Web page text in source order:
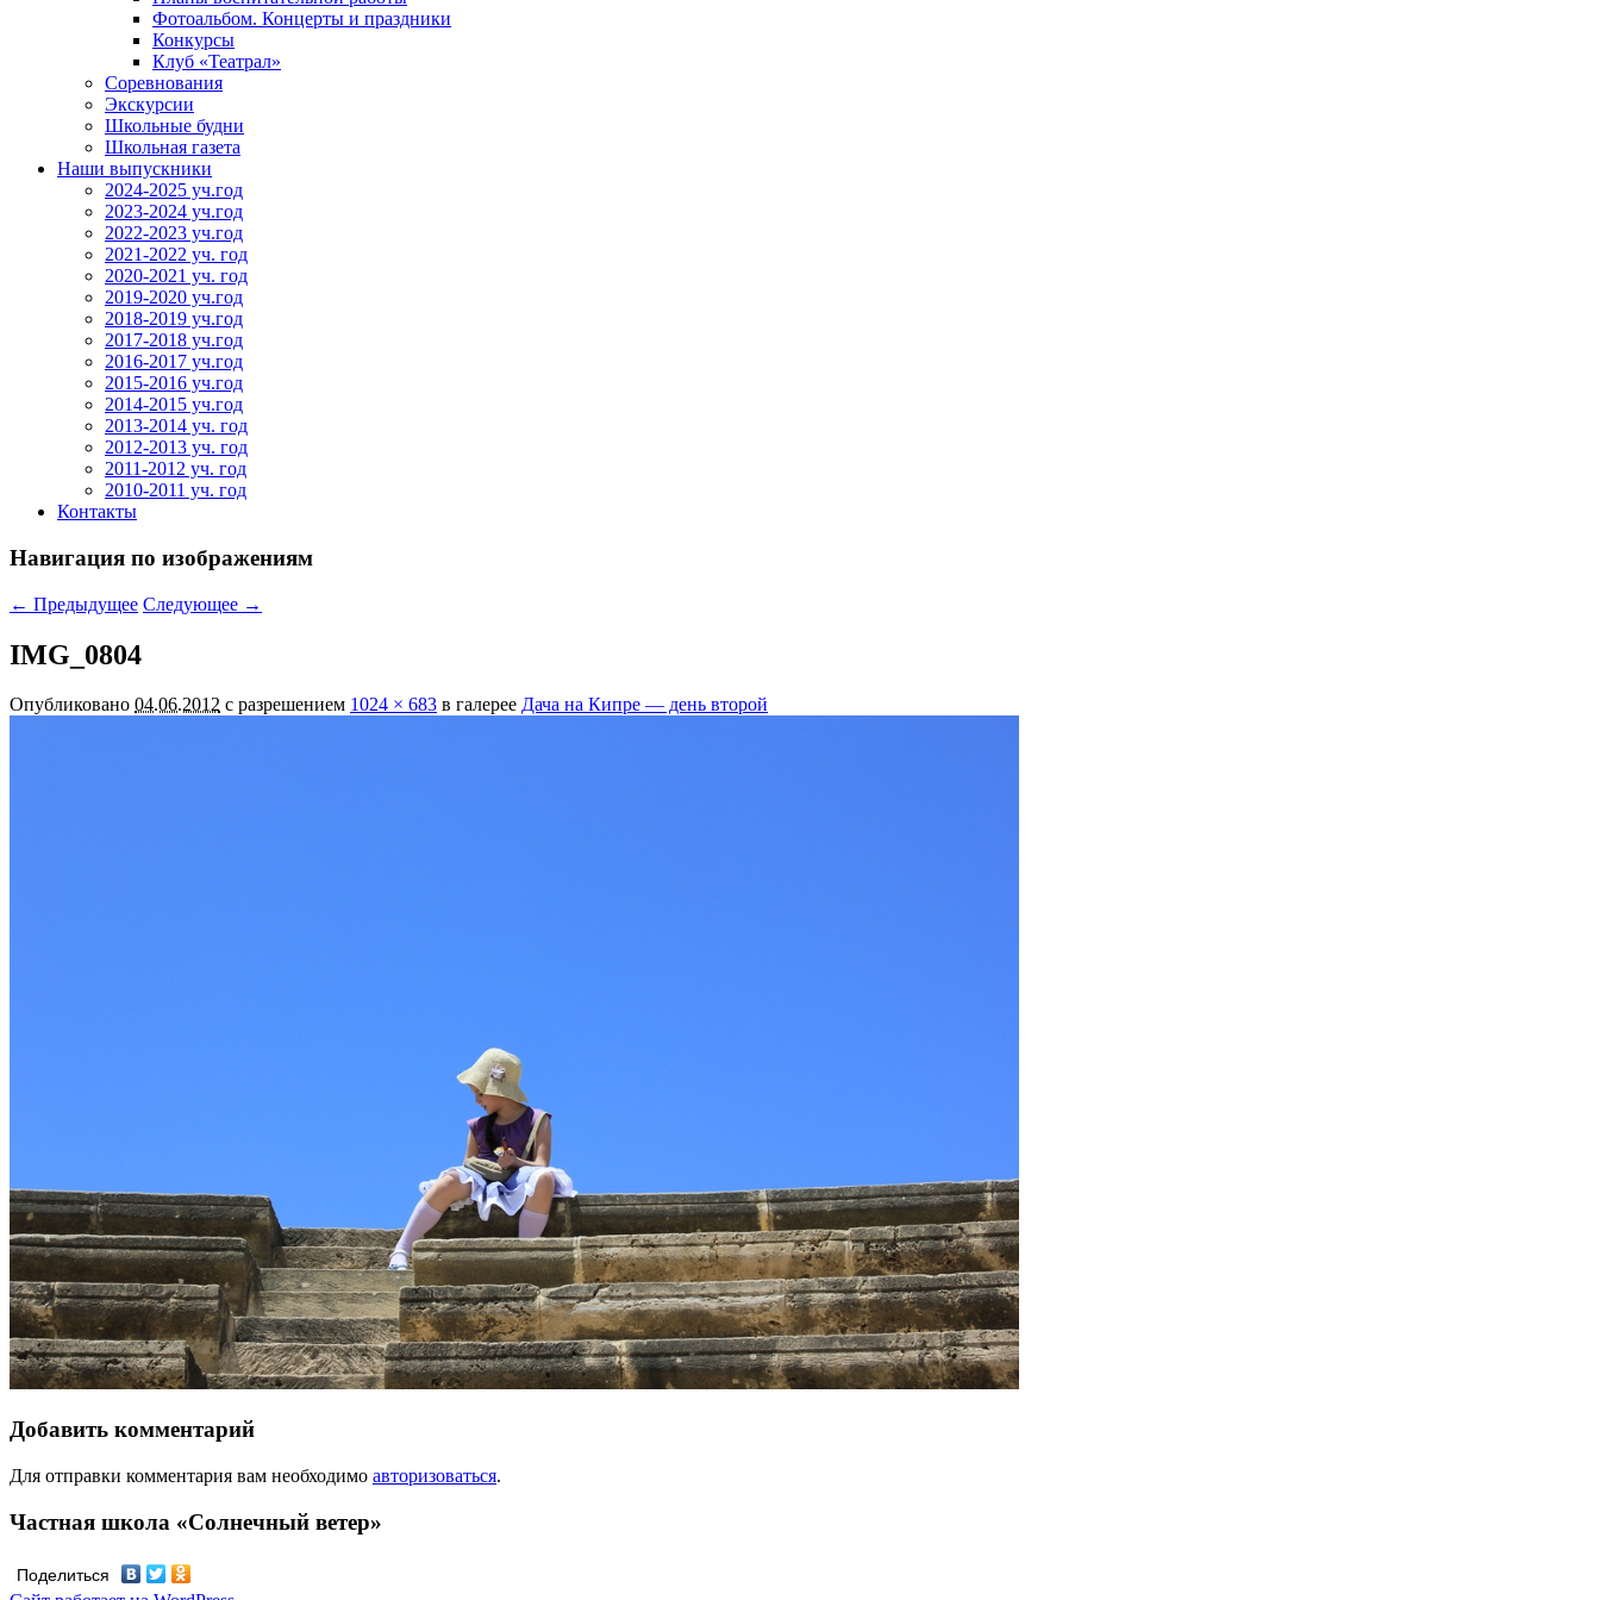
Фотоальбом. Концерты и праздники
Конкурсы
Клуб «Театрал»
Соревнования
Экскурсии
Школьные будни
Школьная газета
Наши выпускники
2024-2025 уч.год
2023-2024 уч.год
2022-2023 уч.год
2021-2022 уч. год
2020-2021 уч. год
2019-2020 уч.год
2018-2019 уч.год
2017-2018 уч.год
2016-2017 уч.год
2015-2016 уч.год
2014-2015 уч.год
2013-2014 уч. год
2012-2013 уч. год
2011-2012 уч. год
2010-2011 уч. год
Контакты
Навигация по изображениям
← Предыдущее Следующее →
IMG_0804
Опубликовано 04.06.2012 с разрешением 1024 × 683 в галерее Дача на Кипре — день второй
Добавить комментарий
Для отправки комментария вам необходимо авторизоваться.
Частная школа «Солнечный ветер»
Поделиться